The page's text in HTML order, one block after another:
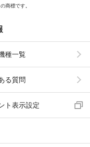
商標です。
種一覧
る質問
ト表示設定